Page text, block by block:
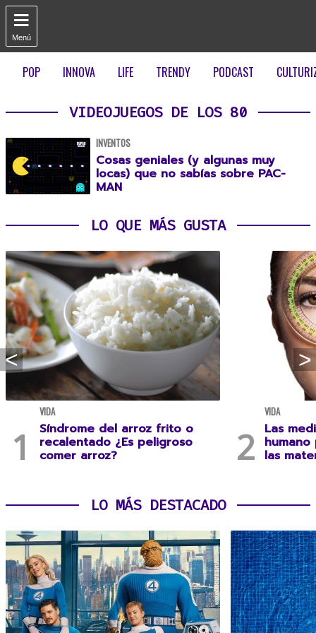

Menú
POP INNOVA LIFE TRENDY PODCAST
VIDEOJUEGOS DE LOS 80
INVENTOS
Cosas geniales (y algunas muy
locas) que no sabías sobre PAC-
MAN
LO QUE MÁS GUSTA
VIDA
Síndrome del arroz frito o
recalentado ¿Es peligroso
comer arroz?
VIDA
Las
las
LO MÁS DESTACADO